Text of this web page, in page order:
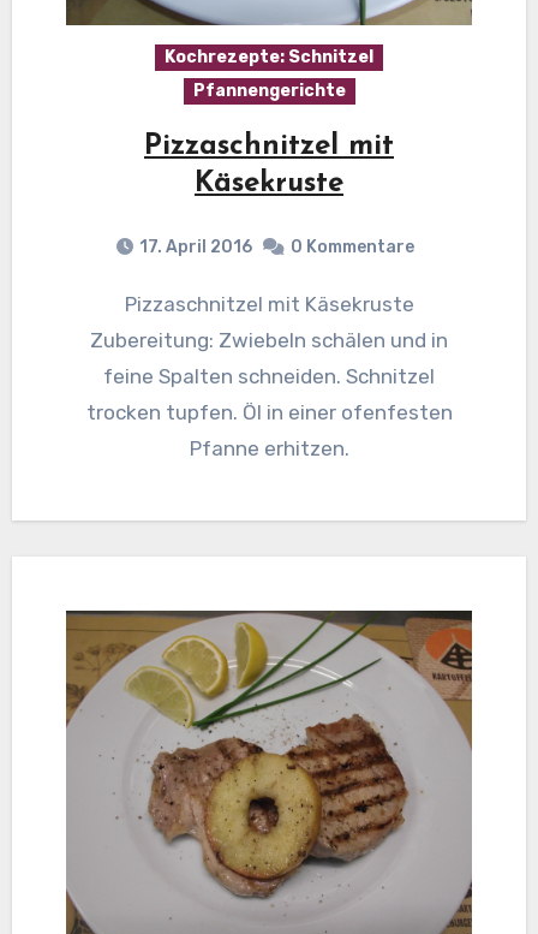
Kochrezepte: Schnitzel
Pfannengerichte
Pizzaschnitzel mit
Käsekruste
17. April 2016 0 Kommentare
Pizzaschnitzel mit Käsekruste
Zubereitung: Zwiebeln schälen und in
feine Spalten schneiden. Schnitzel
trocken tupfen. Öl in einer ofenfesten
Pfanne erhitzen.